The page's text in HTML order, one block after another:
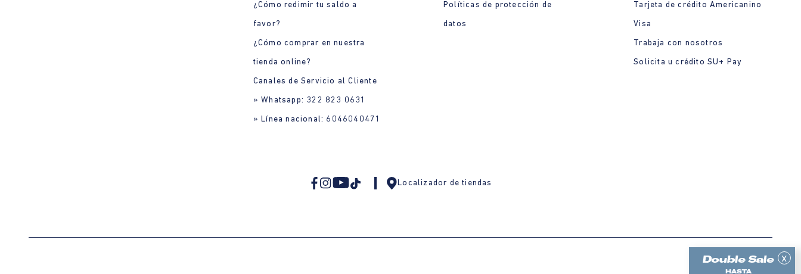
x
¿Cómo redimir tu saldo a
favor?
¿Cómo comprar en nuestra
tienda online?
Canales de Servicio al Cliente
» Whatsapp: 322 823 0631
» Línea nacional: 6046040471
Políticas de protección de
datos
Tarjeta de crédito Americanino
Visa
Trabaja con nosotros
Solicita u crédito SU+ Pay
Localizador de tiendas